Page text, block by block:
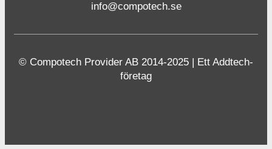
info@compotech.se
© Compotech Provider AB 2014-2025 | Ett Addtech-
företag